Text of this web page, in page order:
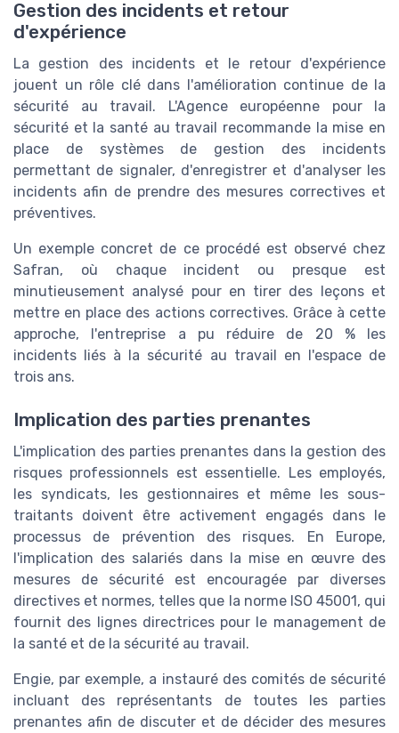
Gestion des incidents et retour
d'expérience
La gestion des incidents et le retour d'expérience
jouent un rôle clé dans l'amélioration continue de la
sécurité au travail. L'Agence européenne pour la
sécurité et la santé au travail recommande la mise en
place de systèmes de gestion des incidents
permettant de signaler, d'enregistrer et d'analyser les
incidents afin de prendre des mesures correctives et
préventives.
Un exemple concret de ce procédé est observé chez
Safran, où chaque incident ou presque est
minutieusement analysé pour en tirer des leçons et
mettre en place des actions correctives. Grâce à cette
approche, l'entreprise a pu réduire de 20 % les
incidents liés à la sécurité au travail en l'espace de
trois ans.
Implication des parties prenantes
L'implication des parties prenantes dans la gestion des
risques professionnels est essentielle. Les employés,
les syndicats, les gestionnaires et même les sous-
traitants doivent être activement engagés dans le
processus de prévention des risques. En Europe,
l'implication des salariés dans la mise en œuvre des
mesures de sécurité est encouragée par diverses
directives et normes, telles que la norme ISO 45001, qui
fournit des lignes directrices pour le management de
la santé et de la sécurité au travail.
Engie, par exemple, a instauré des comités de sécurité
incluant des représentants de toutes les parties
prenantes afin de discuter et de décider des mesures